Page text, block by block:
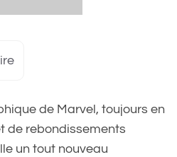
de Marvel, toujours en
de rebondissements
un tout nouveau